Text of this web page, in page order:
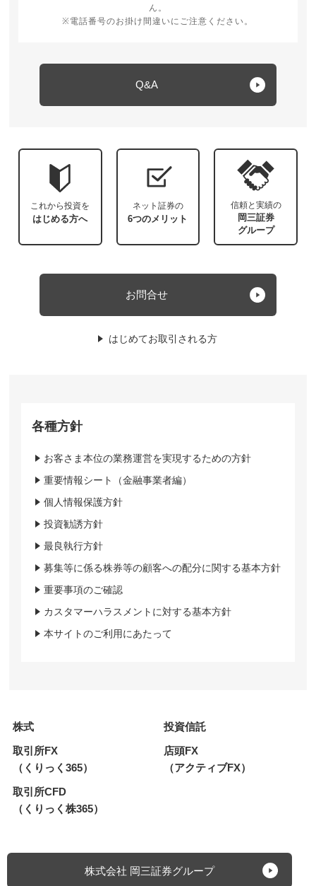
ん。
※電話番号のお掛け間違いにご注意ください。
Q&A
これから投資を
はじめる方へ
ネット証券の
6つのメリット
信頼と実績の
岡三証券
グループ
お問合せ
はじめてお取引される方
各種方針
お客さま本位の業務運営を実現するための方針
重要情報シート（金融事業者編）
個人情報保護方針
投資勧誘方針
最良執行方針
募集等に係る株券等の顧客への配分に関する基本方針
重要事項のご確認
カスタマーハラスメントに対する基本方針
本サイトのご利用にあたって
株式
投資信託
取引所FX
（くりっく365）
店頭FX
（アクティブFX）
取引所CFD
（くりっく株365）
株式会社 岡三証券グループ